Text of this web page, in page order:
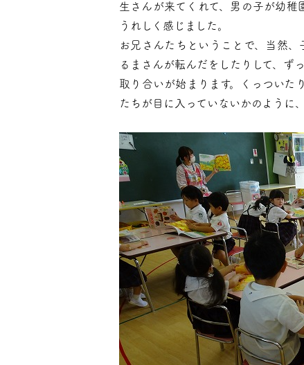
生さんが来てくれて、男の子が幼稚
うれしく感じました。
お兄さんたちということで、当然
るまさんが転んだをしたりして、ず
取り合いが始まります。くっつい
たちが目に入っていないかのように